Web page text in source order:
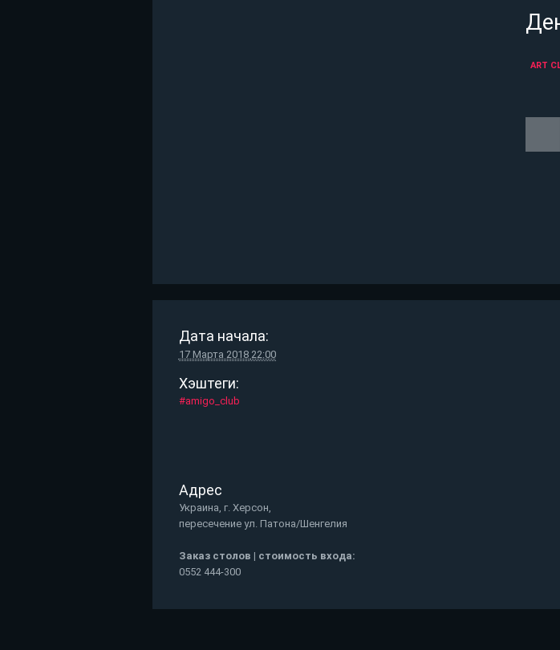
ART
Дата начала:
17 Марта 2018 22:00
Хэштеги:
#amigo_club
Адрес
Украина, г. Херсон,
пересечение ул. Патона/Шенгелия
Заказ столов | стоимость входа:
0552 444-300